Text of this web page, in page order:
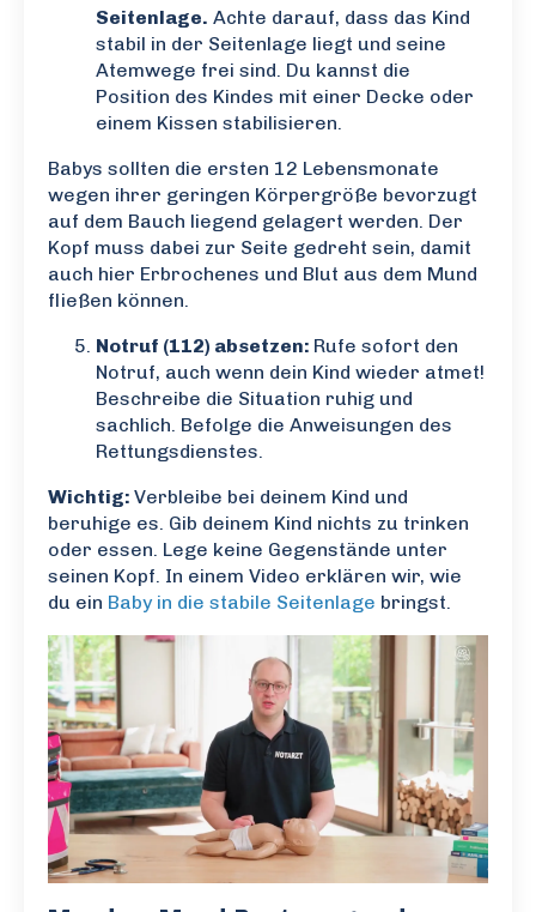
Seitenlage. Achte darauf, dass das Kind
stabil in der Seitenlage liegt und seine
Atemwege frei sind. Du kannst die
Position des Kindes mit einer Decke oder
einem Kissen stabilisieren.
Babys sollten die ersten 12 Lebensmonate
wegen ihrer geringen Körpergröße bevorzugt
auf dem Bauch liegend gelagert werden. Der
Kopf muss dabei zur Seite gedreht sein, damit
auch hier Erbrochenes und Blut aus dem Mund
fließen können.
Notruf (112) absetzen: Rufe sofort den
Notruf, auch wenn dein Kind wieder atmet!
Beschreibe die Situation ruhig und
sachlich. Befolge die Anweisungen des
Rettungsdienstes.
Wichtig: Verbleibe bei deinem Kind und
beruhige es. Gib deinem Kind nichts zu trinken
oder essen. Lege keine Gegenstände unter
seinen Kopf. In einem Video erklären wir, wie
du ein Baby in die stabile Seitenlage bringst.